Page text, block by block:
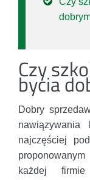
Czy
bycia
Dobry
najczęściej
każdej